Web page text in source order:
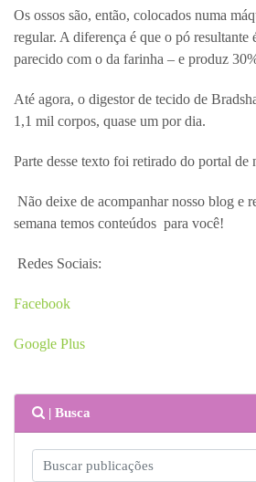
Os ossos são, então, colocados numa
regular. A diferença é que o pó resultante
parecido com o da farinha – e produz
Até agora, o digestor de tecido de
1,1 mil corpos, quase um por dia.
Parte desse texto foi retirado do portal de
Não deixe de acompanhar nosso blog e
semana temos conteúdos para você!
Redes Sociais:
Facebook
Google Plus
| Busca